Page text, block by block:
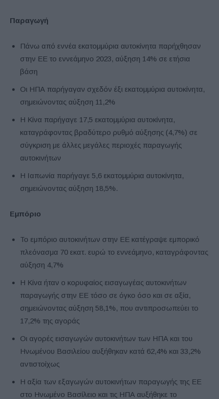
Παραγωγή
Πάνω από εννέα εκατομμύρια αυτοκίνητα παρήχθησαν
στην ΕΕ το εννεάμηνο 2023, αύξηση 14% σε ετήσια
βάση
Οι ΗΠΑ παρήγαγαν σχεδόν έξι εκατομμύρια αυτοκίνητα,
σημειώνοντας αύξηση 11,2%
Η Κίνα παρήγαγε 17,5 εκατομμύρια αυτοκίνητα,
καταγράφοντας βραδύτερο ρυθμό αύξησης (4,7%) σε
σύγκριση με άλλες μεγάλες περιοχές παραγωγής
αυτοκινήτων
Η Ιαπωνία παρήγαγε 5,6 εκατομμύρια αυτοκίνητα,
σημειώνοντας αύξηση 18,5%.
Εμπόριο
Το εμπόριο αυτοκινήτων στην ΕΕ κατέγραψε εμπορικό
πλεόνασμα 70 εκατ. ευρώ το εννεάμηνο, καταγράφοντας
αύξηση 4,7%
Η Κίνα ήταν ο κορυφαίος εισαγωγέας αυτοκινήτων
παραγωγής στην ΕΕ τόσο σε όγκο όσο και σε αξία,
σημειώνοντας αύξηση 58,1%, που αντιπροσωπεύει το
17,2% της αγοράς
Οι αγορές εισαγωγών αυτοκινήτων των ΗΠΑ και του
Ηνωμένου Βασιλείου αυξήθηκαν κατά 62,4% και 33,2%
αντιστοίχως
Η αξία των εξαγωγών αυτοκινήτων παραγωγής της ΕΕ
στο Ηνωμένο Βασίλειο και τις ΗΠΑ αυξήθηκε το